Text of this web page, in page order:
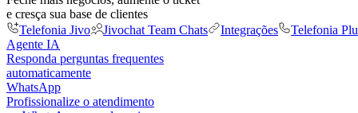
e cresça sua base de clientes
Telefonia Jivo
Jivochat Team Chats Integrações Telefonia
Agente IA
Responda perguntas frequentes
automaticamente
WhatsApp
Profissionalize o atendimento